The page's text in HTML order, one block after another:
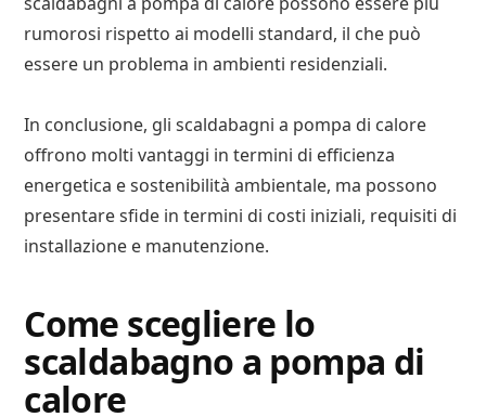
rumorosi rispetto ai modelli standard, il che può
essere un problema in ambienti residenziali.
In conclusione, gli scaldabagni a pompa di calore
offrono molti vantaggi in termini di efficienza
energetica e sostenibilità ambientale, ma possono
presentare sfide in termini di costi iniziali, requisiti di
installazione e manutenzione.
Come scegliere lo
scaldabagno a pompa di
calore